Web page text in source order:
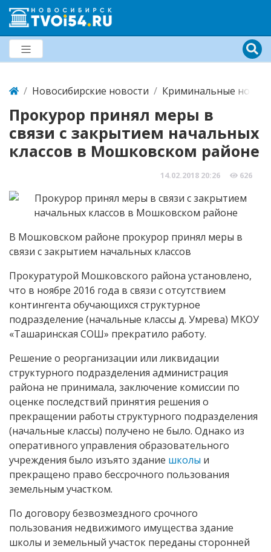
Новосибирские новости Криминальные
Прокурор принял меры в
связи с закрытием начальных
классов в Мошковском районе
14.02.2018 20:26 626
В Мошковском районе прокурор принял меры в
связи с закрытием начальных классов
Прокуратурой Мошковского района установлено,
что в ноябре 2016 года в связи с отсутствием
контингента обучающихся структурное
подразделение (начальные классы д. Умрева) МКОУ
«Ташаринская СОШ» прекратило работу.
Решение о реорганизации или ликвидации
структурного подразделения администрация
района не принимала, заключение комиссии по
оценке последствий принятия решения о
прекращении работы структурного подразделения
(начальные классы) получено не было. Однако из
оперативного управления образовательного
учреждения было изъято здание школы и
прекращено право бессрочного пользования
земельным участком.
По договору безвозмездного срочного
пользования недвижимого имущества здание
школы и земельный участок переданы сторонней